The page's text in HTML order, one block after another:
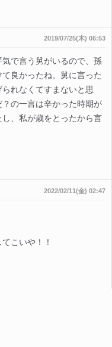
2019/07/25(木) 06:53
で言う舅がいるので、孫
良かったね。舅に言った
れなくてすまないと思
の一言は辛かった時期が
、私が歳をとったから言
2022/02/11(金) 02:47
こいや！！